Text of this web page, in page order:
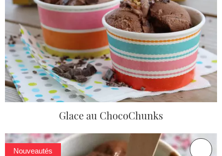
Glace au ChocoChunks
Nouveautés